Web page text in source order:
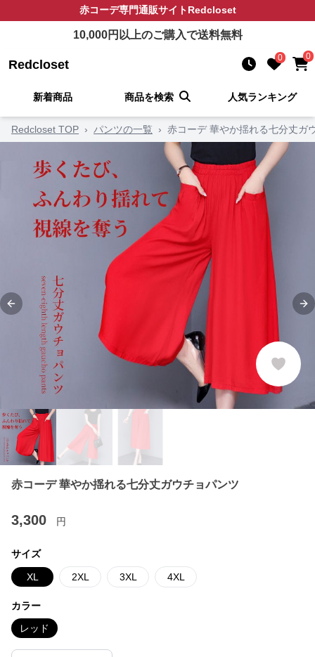
赤コーデ専門通販サイトRedcloset
10,000円以上のご購入で送料無料
Redcloset 0 0
新着商品 商品を検索 人気ランキング
Redcloset TOP › パンツの一覧 › 赤コーデ 華やか揺れる七分丈ガ
Previous slide
赤コーデ 華やか揺れる七分丈ガウチョパンツ
3,300 円
サイズ
XL 2XL 3XL 4XL
カラー
レッド